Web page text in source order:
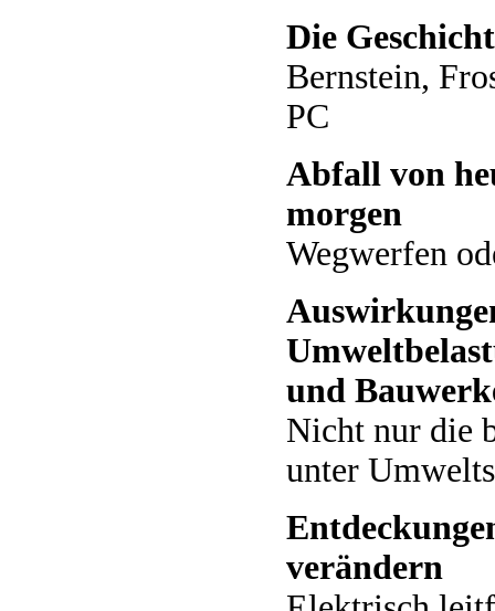
Die
Bernstein,
PC
Abfall von
morgen
Wegwerfen
und
Nicht nur die
unter
verändern